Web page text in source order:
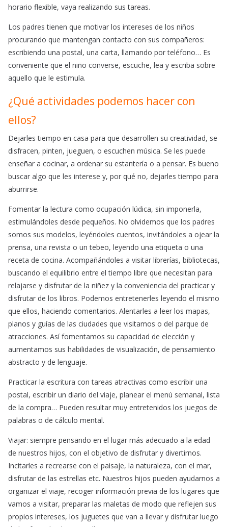
horario flexible, vaya realizando sus tareas.
Los padres tienen que motivar los intereses de los niños
procurando que mantengan contacto con sus compañeros:
escribiendo una postal, una carta, llamando por teléfono… Es
conveniente que el niño converse, escuche, lea y escriba sobre
aquello que le estimula.
¿Qué actividades podemos hacer con
ellos?
Dejarles tiempo en casa para que desarrollen su creatividad, se
disfracen, pinten, jueguen, o escuchen música. Se les puede
enseñar a cocinar, a ordenar su estantería o a pensar. Es bueno
buscar algo que les interese y, por qué no, dejarles tiempo para
aburrirse.
Fomentar la lectura como ocupación lúdica, sin imponerla,
estimulándoles desde pequeños. No olvidemos que los padres
somos sus modelos, leyéndoles cuentos, invitándoles a ojear la
prensa, una revista o un tebeo, leyendo una etiqueta o una
receta de cocina. Acompañándoles a visitar librerías, bibliotecas,
buscando el equilibrio entre el tiempo libre que necesitan para
relajarse y disfrutar de la niñez y la conveniencia del practicar y
disfrutar de los libros. Podemos entretenerles leyendo el mismo
que ellos, haciendo comentarios. Alentarles a leer los mapas,
planos y guías de las ciudades que visitamos o del parque de
atracciones. Así fomentamos su capacidad de elección y
aumentamos sus habilidades de visualización, de pensamiento
abstracto y de lenguaje.
Practicar la escritura con tareas atractivas como escribir una
postal, escribir un diario del viaje, planear el menú semanal, lista
de la compra… Pueden resultar muy entretenidos los juegos de
palabras o de cálculo mental.
Viajar: siempre pensando en el lugar más adecuado a la edad
de nuestros hijos, con el objetivo de disfrutar y divertirnos.
Incitarles a recrearse con el paisaje, la naturaleza, con el mar,
disfrutar de las estrellas etc. Nuestros hijos pueden ayudarnos a
organizar el viaje, recoger información previa de los lugares que
vamos a visitar, preparar las maletas de modo que reflejen sus
propios intereses, los juguetes que van a llevar y disfrutar luego